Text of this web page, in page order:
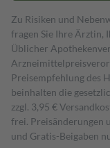
Zu Risiken und
fragen Sie Ihre Ärztin,
Üblicher
Preisempfehlung des
beinhalten die
zzgl. 3,95 €
frei. Preisänderungen
und Gratis-Beigaben